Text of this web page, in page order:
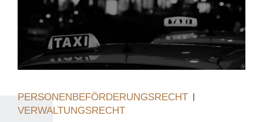
PERSONENBEFÖRDERUNGSRECHT
VERWALTUNGSRECHT